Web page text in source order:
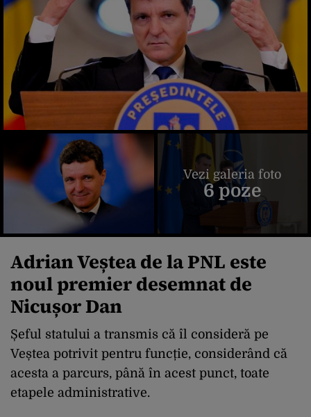
Vezi galeria foto
6 poze
Adrian Veștea de la PNL este
noul premier desemnat de
Nicușor Dan
Șeful statului a transmis că îl consideră pe
Veștea potrivit pentru funcție, considerând că
acesta a parcurs, până în acest punct, toate
etapele administrative.